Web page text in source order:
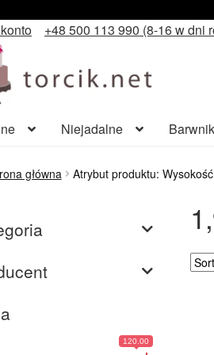
+48 500 113 990 (8-16 w dni
Niejadalne
główna Atrybut produktu: Wysokość
120.00